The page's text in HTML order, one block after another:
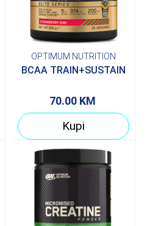
OPTIMUM NUTRITION
BCAA TRAIN+SUSTAIN
70.00 KM
Kupi